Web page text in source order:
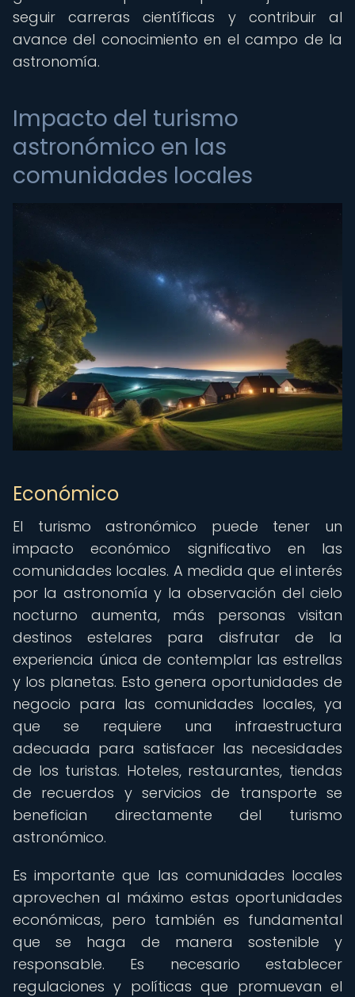
seguir carreras científicas y contribuir al
avance del conocimiento en el campo de la
astronomía.
Impacto del turismo
astronómico en las
comunidades locales
Económico
El turismo astronómico puede tener un
impacto económico significativo en las
comunidades locales. A medida que el interés
por la astronomía y la observación del cielo
nocturno aumenta, más personas visitan
destinos estelares para disfrutar de la
experiencia única de contemplar las estrellas
y los planetas. Esto genera oportunidades de
negocio para las comunidades locales, ya
que se requiere una infraestructura
adecuada para satisfacer las necesidades
de los turistas. Hoteles, restaurantes, tiendas
de recuerdos y servicios de transporte se
benefician directamente del turismo
astronómico.
Es importante que las comunidades locales
aprovechen al máximo estas oportunidades
económicas, pero también es fundamental
que se haga de manera sostenible y
responsable. Es necesario establecer
regulaciones y políticas que promuevan el